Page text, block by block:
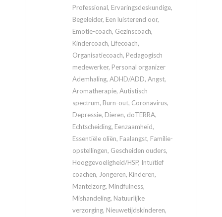
Professional, Ervaringsdeskundige,
Begeleider, Een luisterend oor,
Emotie-coach, Gezinscoach,
Kindercoach, Lifecoach,
Organisatiecoach, Pedagogisch
medewerker, Personal organizer
Ademhaling, ADHD/ADD, Angst,
Aromatherapie, Autistisch
spectrum, Burn-out, Coronavirus,
Depressie, Dieren, doTERRA,
Echtscheiding, Eenzaamheid,
Essentiële oliën, Faalangst, Familie-
opstellingen, Gescheiden ouders,
Hooggevoeligheid/HSP, Intuïtief
coachen, Jongeren, Kinderen,
Mantelzorg, Mindfulness,
Mishandeling, Natuurlijke
verzorging, Nieuwetijdskinderen,